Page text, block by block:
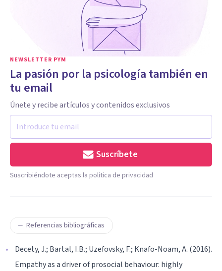
NEWSLETTER PYM
La pasión por la psicología también en
tu email
Únete y recibe artículos y contenidos exclusivos
Suscríbete
Suscribiéndote aceptas la política de privacidad
Referencias bibliográficas
Decety, J.; Bartal, I.B.; Uzefovsky, F.; Knafo-Noam, A. (2016).
Empathy as a driver of prosocial behaviour: highly